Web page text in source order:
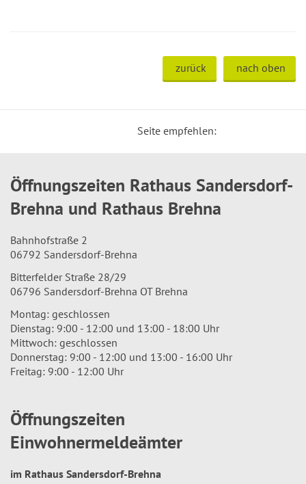
zurück nach oben
Seite empfehlen:
Öffnungszeiten Rathaus Sandersdorf-
Brehna und Rathaus Brehna
Bahnhofstraße 2
06792 Sandersdorf-Brehna
Bitterfelder Straße 28/29
06796 Sandersdorf-Brehna OT Brehna
Montag: geschlossen
Dienstag: 9:00 - 12:00 und 13:00 - 18:00 Uhr
Mittwoch: geschlossen
Donnerstag: 9:00 - 12:00 und 13:00 - 16:00 Uhr
Freitag: 9:00 - 12:00 Uhr
Öffnungszeiten
Einwohnermeldeämter
im Rathaus Sandersdorf-Brehna